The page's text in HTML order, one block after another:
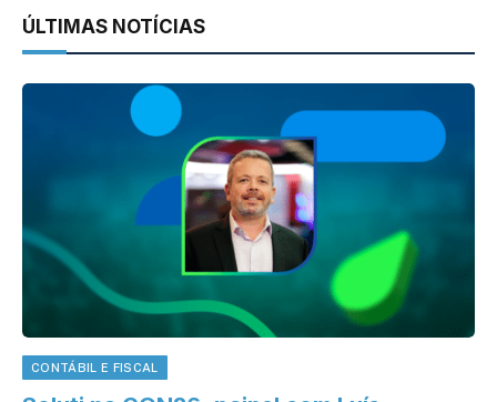
ÚLTIMAS NOTÍCIAS
CONTÁBIL E FISCAL